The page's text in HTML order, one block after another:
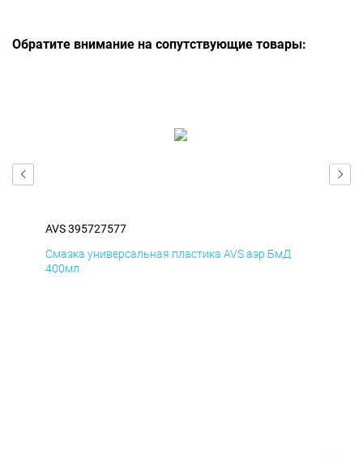
Обратите внимание на сопутствующие товары:
AVS 395727577
Смазка универсальная пластика AVS аэр БмД
400мл